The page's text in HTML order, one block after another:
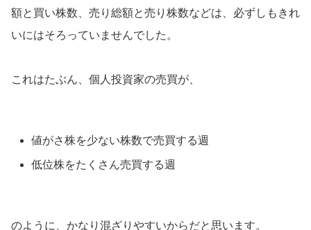
額と買い株数、売り総額と売り株数などは、必ずしもきれ
いにはそろっていませんでした。
これはたぶん、個人投資家の売買が、
値がさ株を少ない株数で売買する週
低位株をたくさん売買する週
のように、かなり混ざりやすいからだと思います。